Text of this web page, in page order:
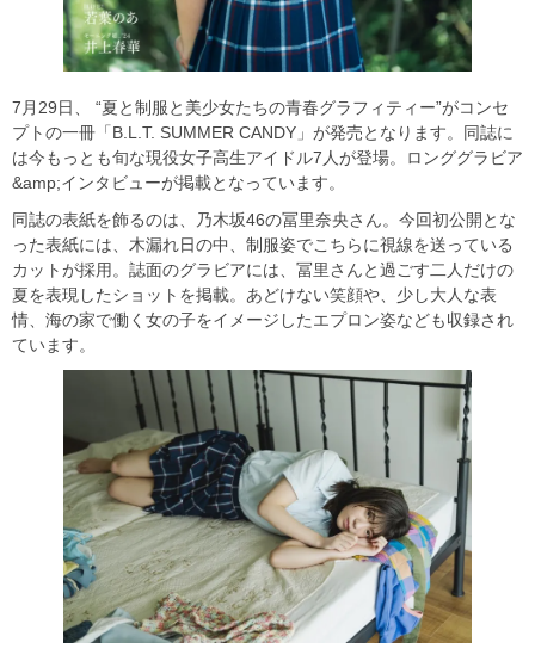
7月29日、 “夏と制服と美少女たちの青春グラフィティー”がコンセ
プトの一冊「B.L.T. SUMMER CANDY」が発売となります。同誌に
は今もっとも旬な現役女子高生アイドル7人が登場。ロンググラビア
&amp;インタビューが掲載となっています。
同誌の表紙を飾るのは、乃木坂46の冨里奈央さん。今回初公開とな
った表紙には、木漏れ日の中、制服姿でこちらに視線を送っている
カットが採用。誌面のグラビアには、冨里さんと過ごす二人だけの
夏を表現したショットを掲載。あどけない笑顔や、少し大人な表
情、海の家で働く女の子をイメージしたエプロン姿なども収録され
ています。